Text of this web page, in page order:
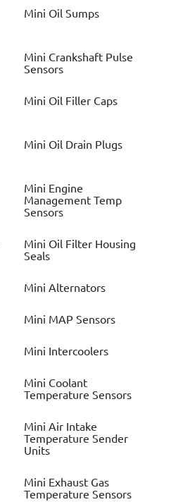
Mini Oil Sumps
Mini Crankshaft Pulse
Sensors
Mini Oil Filler Caps
Mini Oil Drain Plugs
Mini Engine
Management Temp
Sensors
Mini Oil Filter Housing
Seals
Mini Alternators
Mini MAP Sensors
Mini Intercoolers
Mini Coolant
Temperature Sensors
Mini Air Intake
Temperature Sender
Units
Mini Exhaust Gas
Temperature Sensors